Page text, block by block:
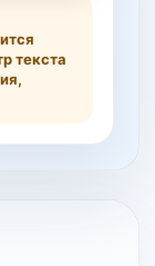
текста